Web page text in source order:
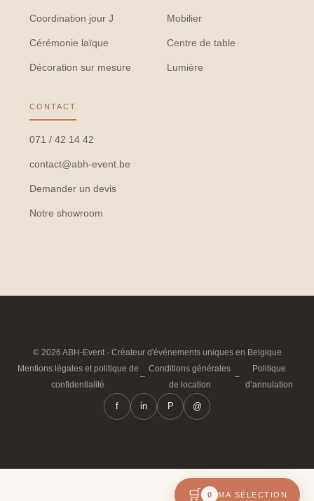
Coordination jour J
Cérémonie laïque
Décoration sur mesure
Mobilier
Centre de table
Lumière
CONTACT
071 / 42 14 42
contact@abh-event.be
Demander un devis
Notre showroom
© 2026 ABH-Event · Créateur d'événements uniques en Belgique
Mentions légales et politique de
confidentialité
–
Conditions générales
de location
–
Politique
d’annulation
f in P @
🛒 0 MA SÉLECTION